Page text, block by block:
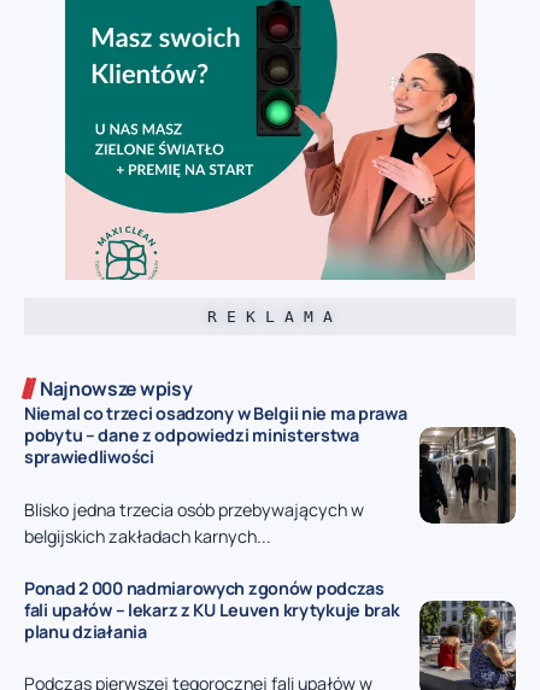
R E K L A M A
Najnowsze wpisy
Niemal co trzeci osadzony w Belgii nie ma prawa
pobytu – dane z odpowiedzi ministerstwa
sprawiedliwości
Blisko jedna trzecia osób przebywających w
belgijskich zakładach karnych...
Ponad 2 000 nadmiarowych zgonów podczas
fali upałów – lekarz z KU Leuven krytykuje brak
planu działania
Podczas pierwszej tegorocznej fali upałów w